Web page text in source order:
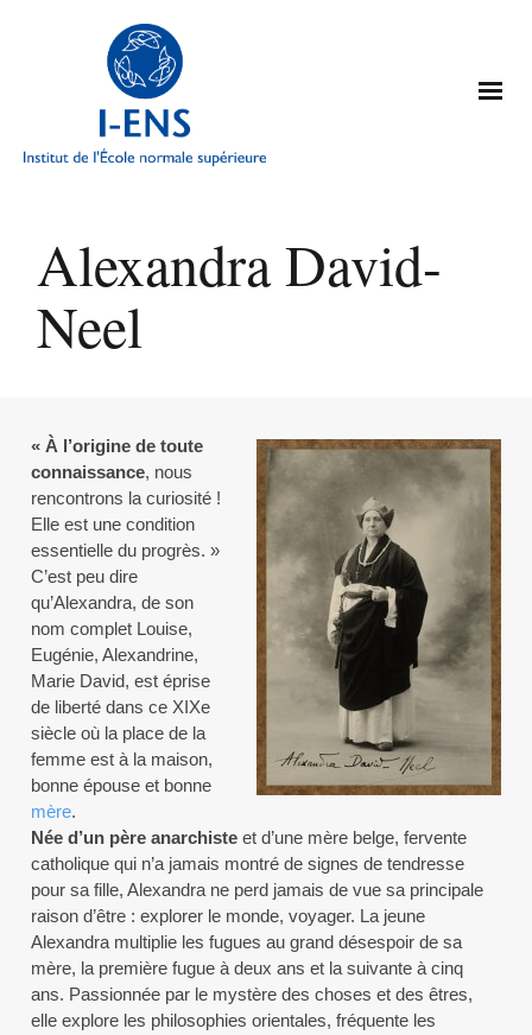
Alexandra David-
Neel
« À l’origine de toute
connaissance, nous
rencontrons la curiosité !
Elle est une condition
essentielle du progrès. »
C’est peu dire
qu’Alexandra, de son
nom complet Louise,
Eugénie, Alexandrine,
Marie David, est éprise
de liberté dans ce XIXe
siècle où la place de la
femme est à la maison,
bonne épouse et bonne
mère.
Née d’un père anarchiste et d’une mère belge, fervente
catholique qui n’a jamais montré de signes de tendresse
pour sa fille, Alexandra ne perd jamais de vue sa principale
raison d’être : explorer le monde, voyager. La jeune
Alexandra multiplie les fugues au grand désespoir de sa
mère, la première fugue à deux ans et la suivante à cinq
ans. Passionnée par le mystère des choses et des êtres,
elle explore les philosophies orientales, fréquente les